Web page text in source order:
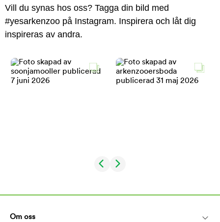
Vill du synas hos oss? Tagga din bild med
#yesarkenzoo på Instagram. Inspirera och låt dig
inspireras av andra.
Om oss